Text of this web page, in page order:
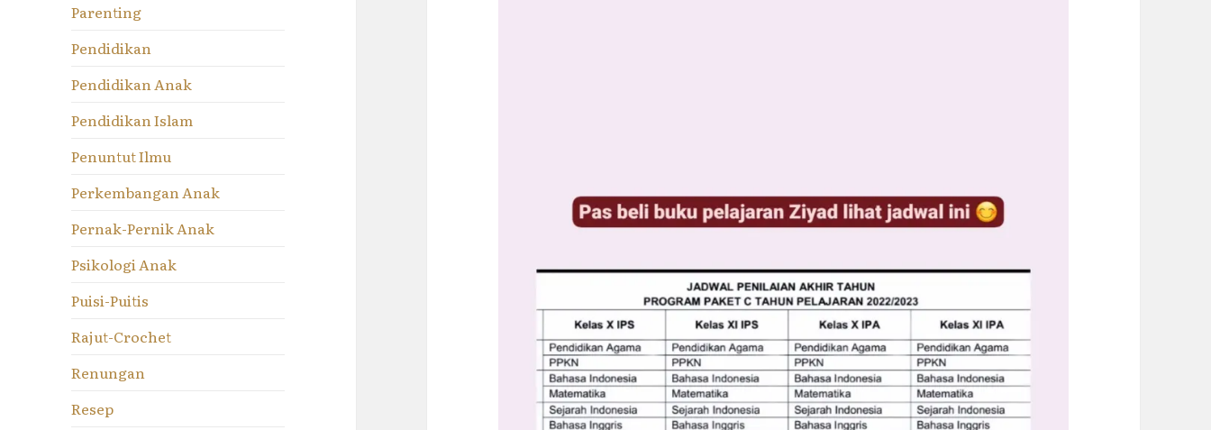
Parenting
Pendidikan
Pendidikan Anak
Pendidikan Islam
Penuntut Ilmu
Perkembangan Anak
Pernak-Pernik Anak
Psikologi Anak
Puisi-Puitis
Rajut-Crochet
Renungan
Resep